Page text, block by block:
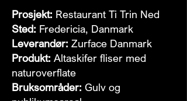
Prosjekt: Restaurant Ti Trin Ned
Sted: Fredericia, Danmark
Leverandør: Zurface Danmark
Produkt: Altaskifer fliser med
naturoverflate
Bruksområder: Gulv og